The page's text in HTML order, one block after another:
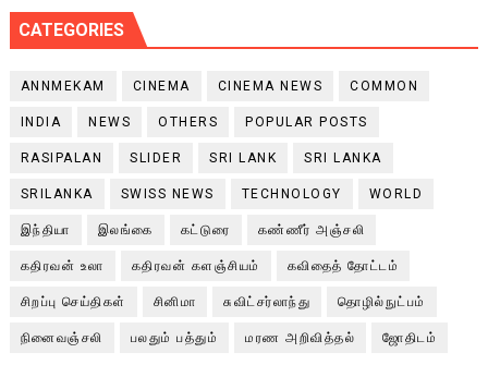
CATEGORIES
ANNMEKAM CINEMA CINEMA NEWS COMMON
INDIA NEWS OTHERS POPULAR POSTS
RASIPALAN SLIDER SRI LANK SRI LANKA
SRILANKA SWISS NEWS TECHNOLOGY WORLD
இந்தியா இலங்கை கட்டுரை கண்ணீர் அஞ்சலி
கதிரவன் உலா கதிரவன் களஞ்சியம் கவிதைத் தோட்டம்
சிறப்பு செய்திகள் சினிமா சுவிட்சர்லாந்து தொழில்நுட்பம்
நினைவஞ்சலி பலதும் பத்தும் மரண அறிவித்தல் ஜோதிடம்